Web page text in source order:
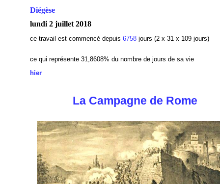
Diégèse
lundi 2 juillet 2018
ce travail est commencé depuis 6758jours (2 x 31 x 109 jours)
ce qui représente 31,8608% du nombre de jours de sa vie
hier
La Campagne de Rome